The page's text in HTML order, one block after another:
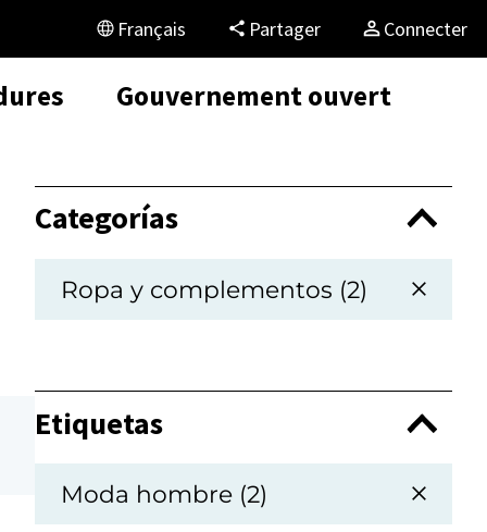
Français Partager Connecter
Gouvernement ouvert
Categorías
Ropa y complementos (2)
Etiquetas
Moda hombre (2)